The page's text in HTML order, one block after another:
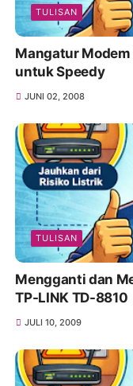
TULISAN
Mangatur Modem
untuk Speedy
JUNI 02, 2008
TULISAN
Mengganti dan
TP-LINK TD-8810
JULI 10, 2009